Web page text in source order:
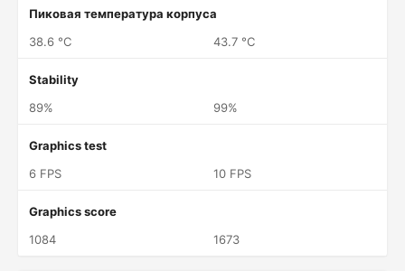
Пиковая температура корпуса
38.6 °C
43.7 °C
Stability
89%
99%
Graphics test
6 FPS
10 FPS
Graphics score
1084
1673